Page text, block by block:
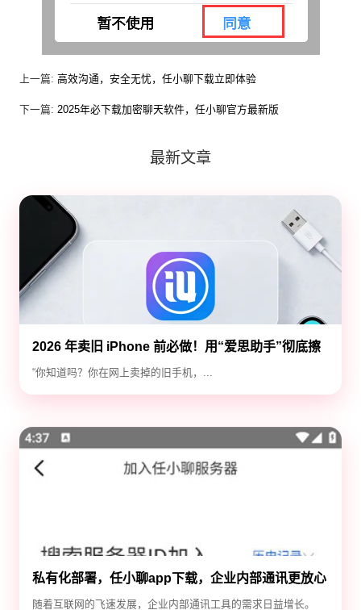
上一篇: 高效沟通，安全无忧，任小聊下载立即体验
下一篇: 2025年必下载加密聊天软件，任小聊官方最新版
最新文章
2026 年卖旧 iPhone 前必做！用“爱思助手”彻底擦
除隐私，防止数据泄露
“你知道吗？你在网上卖掉的旧手机，...
私有化部署，任小聊app下载，企业内部通讯更放心
随着互联网的飞速发展，企业内部通讯工具的需求日益增长。